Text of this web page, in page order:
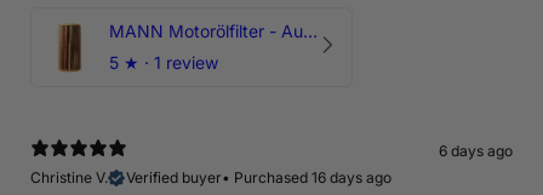
MANN Motorölfilter - Audi RS3 TTRS RSQ3 VZ5 - DAZ DNW
5 ★ · 1 review
6 days ago
Christine V.
Verified buyer• Purchased 16 days ago